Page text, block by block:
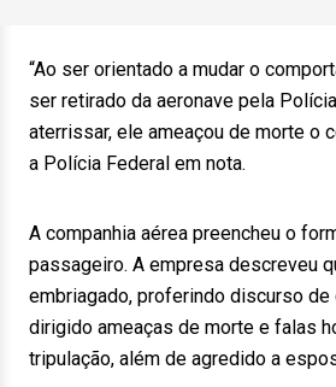
“Ao ser orientado a mudar o
ser retirado da aeronave pela
aterrissar, ele ameaçou de morte o
a Polícia Federal em nota.
A companhia aérea preencheu o
passageiro. A empresa descreveu
embriagado, proferindo discurso de
dirigido ameaças de morte e falas
tripulação, além de agredido a